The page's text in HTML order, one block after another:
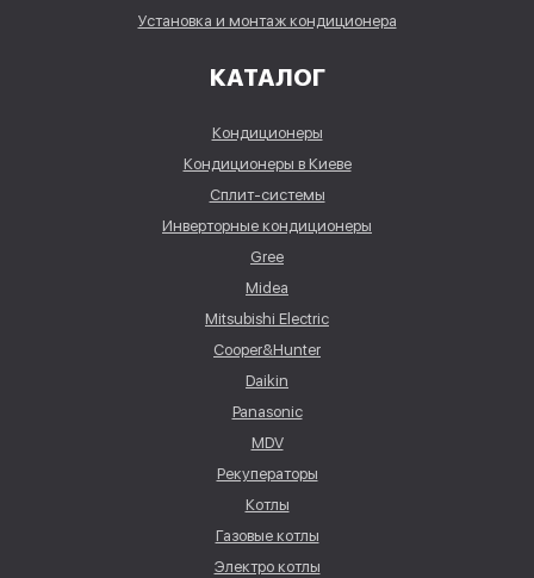
Установка и монтаж кондиционера
КАТАЛОГ
Кондиционеры
Кондиционеры в Киеве
Сплит-системы
Инверторные кондиционеры
Gree
Midea
Mitsubishi Electric
Cooper&Hunter
Daikin
Panasonic
MDV
Рекуператоры
Котлы
Газовые котлы
Электро котлы